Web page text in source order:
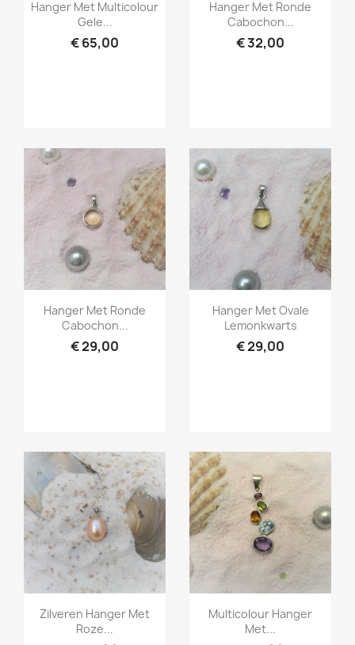

Hanger Met Multicolour
Gele...
€ 65,00

Hanger Met Ronde
Cabochon...
€ 32,00
Snel bekijken
Hanger Met Ronde
Cabochon...
€ 29,00
Snel bekijken
Hanger Met Ovale
Lemonkwarts
€ 29,00
Snel bekijken
Zilveren Hanger Met
Roze...
Snel bekijken
Multicolour Hanger
Met...